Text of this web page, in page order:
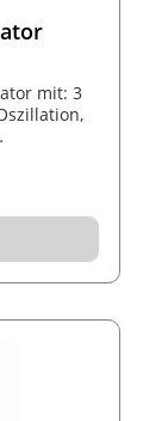
mit: 3
ein